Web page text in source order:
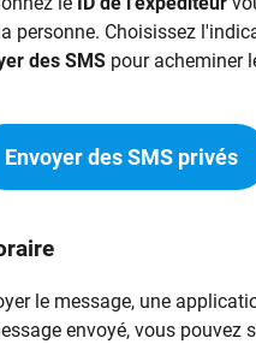
personne. Choisissez
des SMS pour acheminer
Envoyer des SMS privés
le message, une
envoyé, vous pouvez